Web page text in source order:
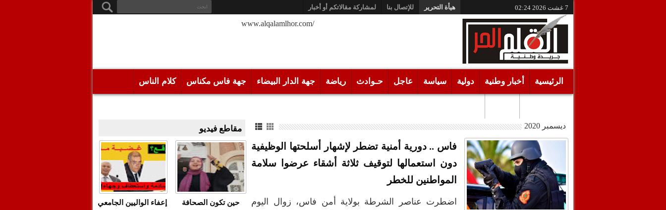
7 غشت 2026 02:24 هيأة التحرير للإتصال بنا لمشاركة مقالاتكم أو أخبار
/www.alqalamlhor.com
الرئيسية أخبار وطنية دولية سياسة عاجل حـوادث رياضة جهة الدار البيضاء جهة فاس مكناس كلام الناس
ديسمبر 2020
فاس .. دورية أمنية تضطر لإشهار أسلحتها الوظيفية
دون استعمالها لتوقيف ثلاثة أشقاء عرضوا سلامة
المواطنين للخطر
اضطرت عناصر الشرطة بولاية أمن فاس، زوال اليوم
مقاطع فيديو
حين تكون الصحافة
إعفاء الواليين الجامعي